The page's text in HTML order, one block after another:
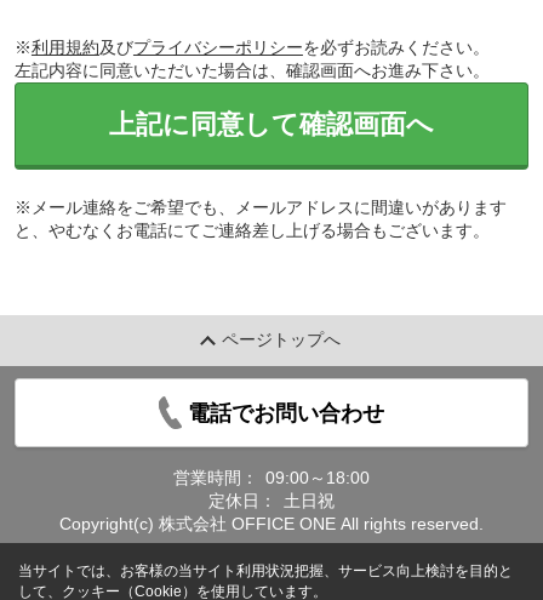
※利用規約及びプライバシーポリシーを必ずお読みください。
左記内容に同意いただいた場合は、確認画面へお進み下さい。
上記に同意して確認画面へ
※メール連絡をご希望でも、メールアドレスに間違いがあります
と、やむなくお電話にてご連絡差し上げる場合もございます。
ページトップへ
電話でお問い合わせ
営業時間：
09:00～18:00
定休日：
土日祝
Copyright(c) 株式会社 OFFICE ONE All rights reserved.
当サイトでは、お客様の当サイト利用状況把握、サービス向上検討を目的と
して、クッキー（Cookie）を使用しています。